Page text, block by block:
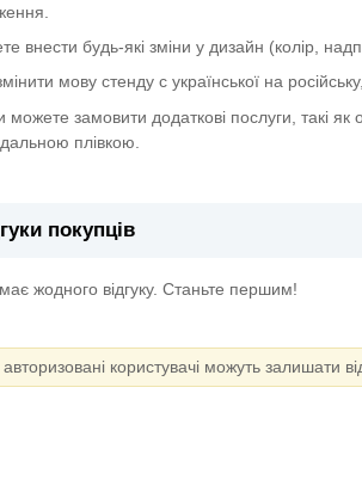
внести будь-які зміни у дизайн (колір,
мову стенду с української на
можете замовити додаткові послуги, такі
плівкою.
покупців
жодного відгуку. Станьте першим!
авторизовані користувачі можуть залишати